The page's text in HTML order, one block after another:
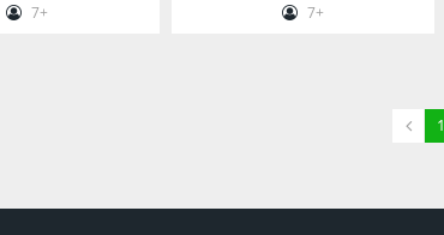
7+ 7+
1